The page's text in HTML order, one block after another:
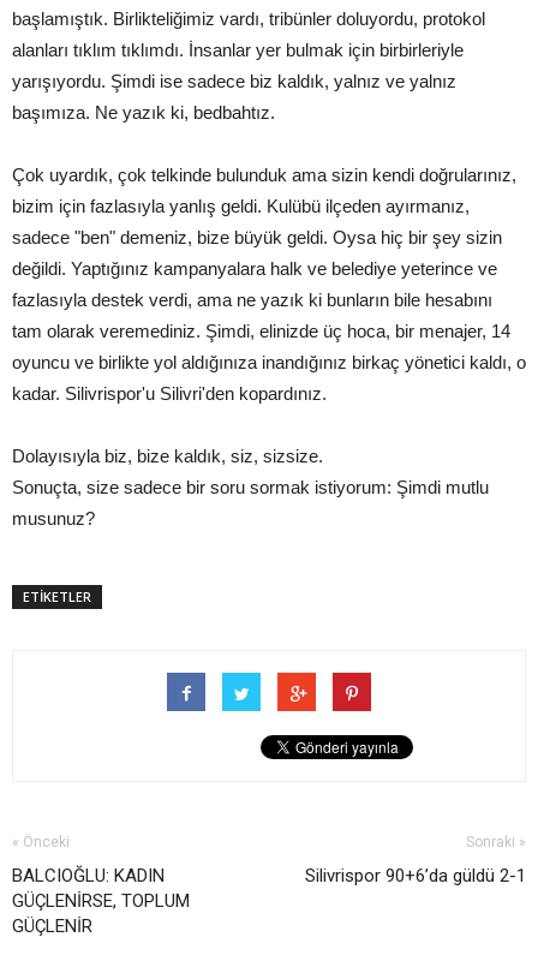
başlamıştık. Birlikteliğimiz vardı, tribünler doluyordu, protokol
alanları tıklım tıklımdı. İnsanlar yer bulmak için birbirleriyle
yarışıyordu. Şimdi ise sadece biz kaldık, yalnız ve yalnız
başımıza. Ne yazık ki, bedbahtız.
Çok uyardık, çok telkinde bulunduk ama sizin kendi doğrularınız,
bizim için fazlasıyla yanlış geldi. Kulübü ilçeden ayırmanız,
sadece "ben" demeniz, bize büyük geldi. Oysa hiç bir şey sizin
değildi. Yaptığınız kampanyalara halk ve belediye yeterince ve
fazlasıyla destek verdi, ama ne yazık ki bunların bile hesabını
tam olarak veremediniz. Şimdi, elinizde üç hoca, bir menajer, 14
oyuncu ve birlikte yol aldığınıza inandığınız birkaç yönetici kaldı, o
kadar. Silivrispor'u Silivri'den kopardınız.
Dolayısıyla biz, bize kaldık, siz, sizsize.
Sonuçta, size sadece bir soru sormak istiyorum: Şimdi mutlu
musunuz?
ETİKETLER
« Önceki
BALCIOĞLU: KADIN
GÜÇLENİRSE, TOPLUM
GÜÇLENİR
Sonraki »
Silivrispor 90+6’da güldü 2-1